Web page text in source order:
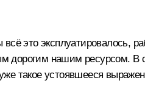
это эксплуатировалось,
нашим ресурсом. В
такое устоявшееся